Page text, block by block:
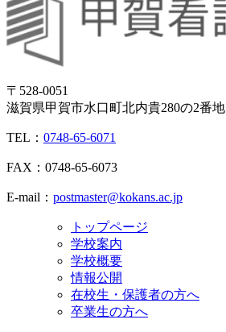
〒528-0051
滋賀県甲賀市水口町北内貴280の2番地
TEL： 0748-65-6071
FAX：0748-65-6073
E-mail： postmaster@kokans.ac.jp
トップページ
学校案内
学校概要
情報公開
在校生・保護者の方へ
卒業生の方へ